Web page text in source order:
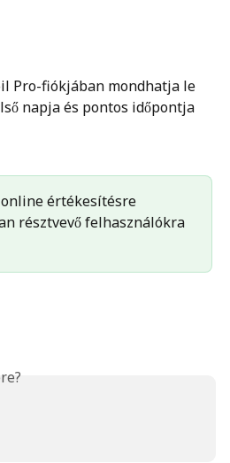
Pro-fiókjában mondhatja le
napja és pontos időpontja
online értékesítésre
résztvevő felhasználókra